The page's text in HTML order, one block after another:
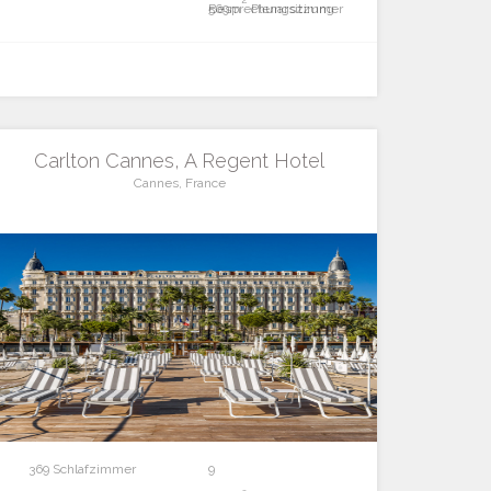
Besprechungszimmer
569mPlenarsitzung
Carlton Cannes, A Regent Hotel
Cannes, France
369 Schlafzimmer 9